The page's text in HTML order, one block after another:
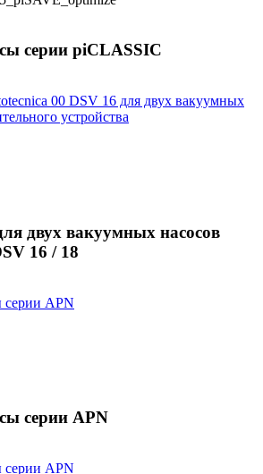
серии piCLASSIC
двух вакуумных насосов
16 / 18
серии APN